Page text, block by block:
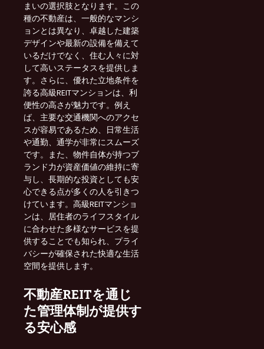
まいの選択肢となります。この
種の不動産は、一般的なマンシ
ョンとは異なり、卓越した建築
デザインや最新の設備を備えて
いるだけでなく、住む人々に対
して高いステータスを提供しま
す。さらに、優れた立地条件を
誇る高級REITマンションは、利
便性の高さが魅力です。例え
ば、主要な交通機関へのアクセ
スが容易であるため、日常生活
や通勤、通学が非常にスムーズ
です。また、物件自体が持つブ
ランド力が資産価値の維持に寄
与し、長期的な投資としても安
心できる点が多くの人を引きつ
けています。高級REITマンショ
ンは、居住者のライフスタイル
に合わせた多様なサービスを提
供することでも知られ、プライ
バシーが確保された快適な生活
空間を提供します。
不動産REITを通じ
た管理体制が提供す
る安心感